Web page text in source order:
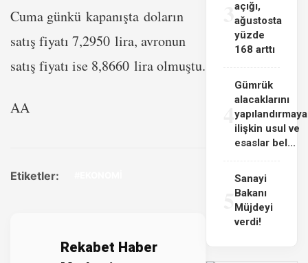
Cuma günkü kapanışta doların
satış fiyatı 7,2950 lira, avronun
satış fiyatı ise 8,8660 lira olmuştu.
AA
Etiketler:
Rekabet Haber
3açığı,
ağustosta
yüzde
168 arttı
4
Gümrük
alacaklarını
yapılandırmaya
ilişkin usul ve
esaslar bel...
Sanayi
Bakanı
Müjdeyi
verdi!